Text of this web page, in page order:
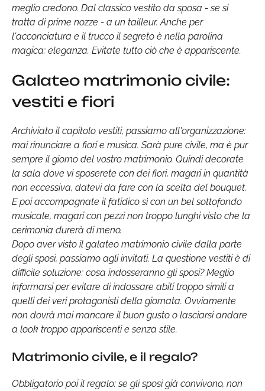
meglio credono. Dal classico vestito da sposa - se si
tratta di prime nozze - a un tailleur. Anche per
l'acconciatura e il trucco il segreto è nella parolina
magica: eleganza. Evitate tutto ciò che è appariscente.
Galateo matrimonio civile:
vestiti e fiori
Archiviato il capitolo vestiti, passiamo all'organizzazione:
mai rinunciare a fiori e musica. Sarà pure civile, ma è pur
sempre il giorno del vostro matrimonio. Quindi decorate
la sala dove vi sposerete con dei fiori, magari in quantità
non eccessiva, datevi da fare con la scelta del bouquet.
E poi accompagnate il fatidico sì con un bel sottofondo
musicale, magari con pezzi non troppo lunghi visto che la
cerimonia durerà di meno.
Dopo aver visto il galateo matrimonio civile dalla parte
degli sposi, passiamo agli invitati. La questione vestiti è di
difficile soluzione: cosa indosseranno gli sposi? Meglio
informarsi per evitare di indossare abiti troppo simili a
quelli dei veri protagonisti della giornata. Ovviamente
non dovrà mai mancare il buon gusto o lasciarsi andare
a look troppo appariscenti e senza stile.
Matrimonio civile, e il regalo?
Obbligatorio poi il regalo: se gli sposi già convivono, non